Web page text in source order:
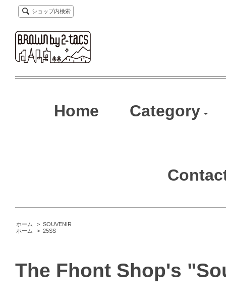
ショップ内検索
Home Category
ホーム > SOUVENIR
ホーム
> 25SS
The Fhont Shop's